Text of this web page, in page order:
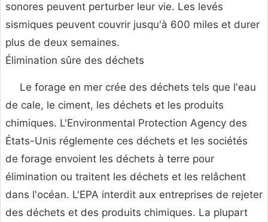
sonores peuvent perturber leur vie. Les levés
sismiques peuvent couvrir jusqu'à 600 miles et durer
plus de deux semaines.
Élimination sûre des déchets
Le forage en mer crée des déchets tels que l'eau
de cale, le ciment, les déchets et les produits
chimiques. L'Environmental Protection Agency des
États-Unis réglemente ces déchets et les sociétés
de forage envoient les déchets à terre pour
élimination ou traitent les déchets et les relâchent
dans l'océan. L'EPA interdit aux entreprises de rejeter
des déchets et des produits chimiques. La plupart